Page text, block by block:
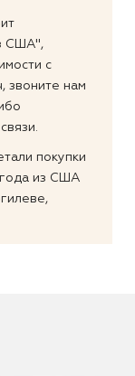
США",
с
звоните нам
покупки
года из США